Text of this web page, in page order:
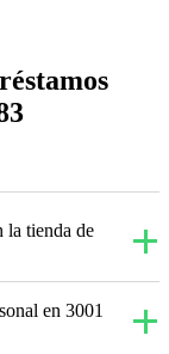
la tienda de
en 3001